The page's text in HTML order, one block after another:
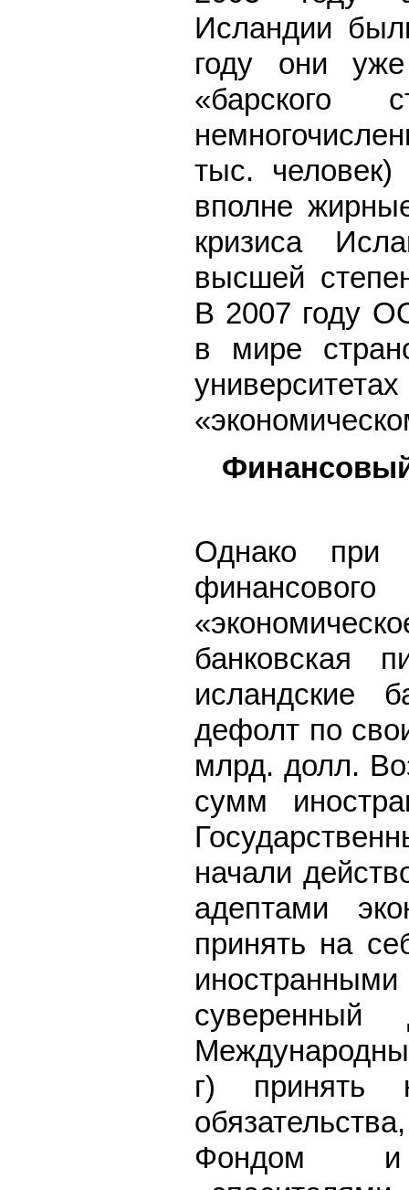
Исландии
году они
«барского
тыс.
вполне
кризиса
высшей
В 2007 году
в мире
Однако при
банковская
исландские
дефолт по
млрд. долл.
сумм
начали
адептами
принять на
г) принять
Фондом и